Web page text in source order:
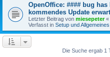
OpenOffice: #### bug
kommendes Update
Letzter Beitrag von miesepeter«
Verfasst in Setup und Allgemeines
Die Suche ergab 1